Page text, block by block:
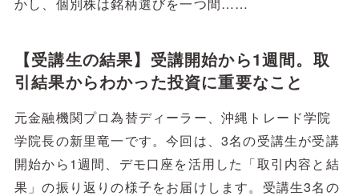
【受講生の結果】受講開始から1週間。取
引結果からわかった投資に重要なこと
元金融機関プロ為替ディーラー、沖縄トレード学院
学院長の新里竜一です。今回は、3名の受講生が受講
開始から1週間、デモ口座を活用した「取引内容と結
果」の振り返りの様子をお届けします。受講生3名の